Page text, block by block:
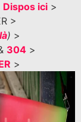
Dispos ici>
>
là) >
304>
>